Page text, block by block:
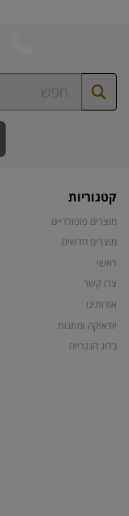
קטגוריות
מוצרים פופולריים
מוצרים חדשים
ראשי
צרו קשר
אודותינו
יודאיקה ומתנות
בלוג הנגרייה